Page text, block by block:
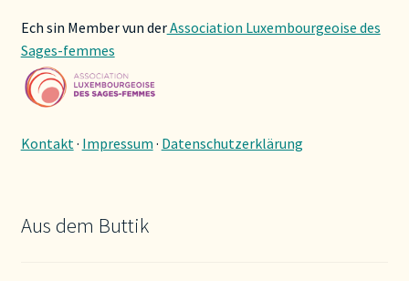
Ech sin Member vun derAssociation Luxembourgeoise des
Sages-femmes
Kontakt · Impressum · Datenschutzerklärung
Aus dem Buttik